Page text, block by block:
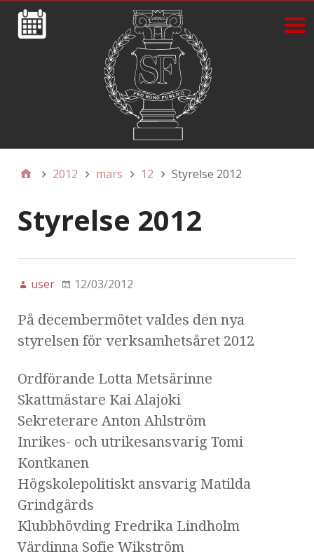
2012 mars 12 Styrelse 2012
Styrelse 2012
user 12/03/2012
På decembermötet valdes den nya
styrelsen för verksamhetsåret 2012
Ordförande Lotta Metsärinne
Skattmästare Kai Alajoki
Sekreterare Anton Ahlström
Inrikes- och utrikesansvarig Tomi
Kontkanen
Högskolepolitiskt ansvarig Matilda
Grindgärds
Klubbhövding Fredrika Lindholm
Värdinna Sofie Wikström